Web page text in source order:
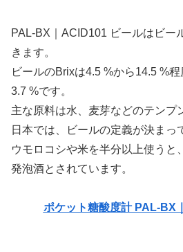
PAL-BX｜ACID101 ビールはビー
きます。
ビールのBrixは4.5 %から14.5 %
3.7 %です。
主な原料は水、麦芽などのテンプ
日本では、ビールの定義が決まっ
ウモロコシや米を半分以上使うと
発泡酒とされています。
ポケット糖酸度計 PAL-BX